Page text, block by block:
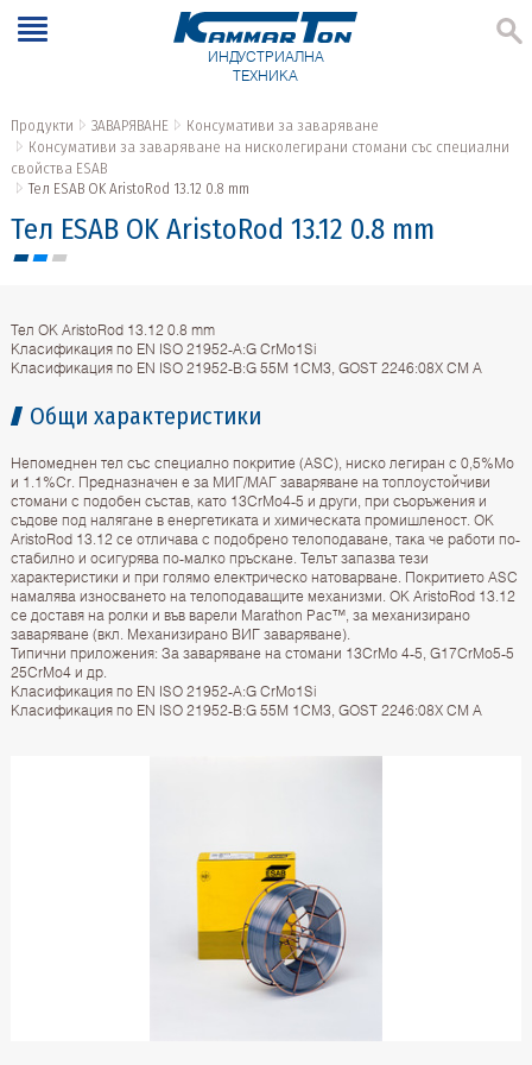
ИНДУСТРИАЛНА
ТЕХНИКА
Продукти ЗАВАРЯВАНЕ
Консумативи за заваряване
Консумативи за заваряване на нисколегирани стомани със специални
свойства ESAB
Тел ESAB OK AristoRod 13.12 0.8 mm
Тел ESAB OK AristoRod 13.12 0.8 mm
Тел OK AristoRod 13.12 0.8 mm
Класификация по EN ISO 21952-A:G CrMo1Si
Класификация по EN ISO 21952-B:G 55M 1CM3, GOST 2246:08X CM A
Общи характеристики
Непомеднен тел със специално покритие (ASC), ниско легиран с 0,5%Mo
и 1.1%Cr. Предназначен e за МИГ/МАГ заваряване на топлоустойчиви
стомани с подобен състав, като 13CrMo4-5 и други, при съоръжения и
съдове под налягане в енергетиката и химическата промишленост. OK
AristoRod 13.12 се отличава с подобрено телоподаване, така че работи по-
стабилно и осигурява по-малко пръскане. Телът запазва тези
характеристики и при голямо електрическо натоварване. Покритието ASC
намалява износването на телоподаващите механизми. OK AristoRod 13.12
се доставя на ролки и във варели Marathon Pac™, за механизирано
заваряване (вкл. Механизирано ВИГ заваряване).
Типични приложения: За заваряване на стомани 13CrMo 4-5, G17CrMo5-5
25CrMo4 и др.
Класификация по EN ISO 21952-A:G CrMo1Si
Класификация по EN ISO 21952-B:G 55M 1CM3, GOST 2246:08X CM A